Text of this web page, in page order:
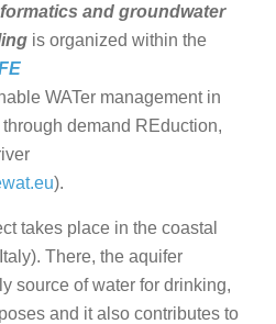
and groundwater
is organized within the
WATer management in
demand REduction,
).
takes place in the coastal
There, the aquifer
source of water for drinking,
and it also contributes to